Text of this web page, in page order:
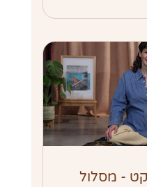
- מסלול